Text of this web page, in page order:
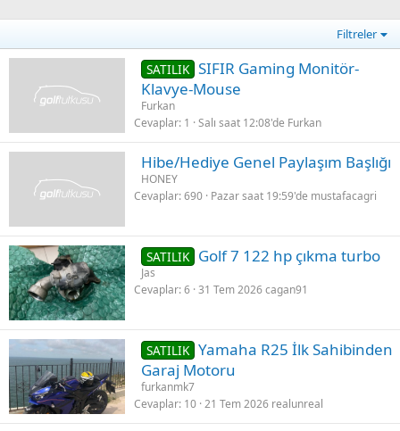
Filtreler
SATILIK SIFIR Gaming Monitör-
Klavye-Mouse
Furkan
Cevaplar 1 Salı saat 12:08'de Furkan
Hibe/Hediye Genel Paylaşım Başlığı
HONEY
Cevaplar 690 Pazar saat 19:59'de mustafacagri
SATILIK Golf 7 122 hp çıkma turbo
Jas
Cevaplar 6 31 Tem 2026cagan91
SATILIK Yamaha R25 İlk Sahibinden
Garaj Motoru
furkanmk7
Cevaplar 10 21 Tem 2026 realunreal